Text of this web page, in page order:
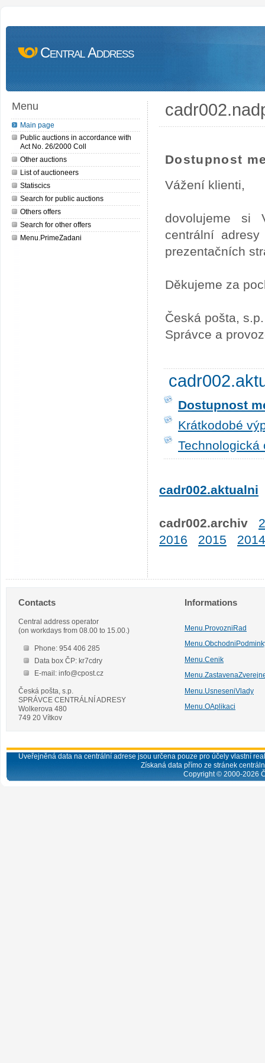
Central Address
Menu
Main page
Public auctions in accordance with
Act No. 26/2000 Coll
Other auctions
List of auctioneers
Statiscics
Search for public auctions
Others offers
Search for other offers
Menu.PrimeZadani
Dostupnost
Vážení klienti,
dovolujeme si
centrální
prezentačních
Děkujeme za
Česká pošta, s.p.
Správce a
Dostupnost
Krátkodobé
Technologická
cadr002.aktualni
cadr002.archiv
2016
2015 2014
Contacts
Central address operator
(on workdays from 08.00 to 15.00.)
Phone: 954 406 285
Data box ČP: kr7cdry
E-mail: info@cpost.cz
Česká pošta, s.p.
SPRÁVCE CENTRÁLNÍ ADRESY
Wolkerova 480
749 20 Vítkov
Informations
Menu.ProvozniRad
Menu.Cenik
Menu.UsneseniVlady
Menu.OAplikaci
Uveřejněná data na centrální adrese jsou určena pouze pro účely vlastní
Získaná data přímo ze stránek
Copyright © 2000-2026